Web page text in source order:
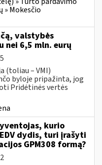
» Mokesčio
valstybės
nei 6,5 mln. eurų
(toliau – VMI)
byloje pripažinta, jog
Pridėtinės vertės
kurio
dydis, turi įrašyti
GPM308 formą?